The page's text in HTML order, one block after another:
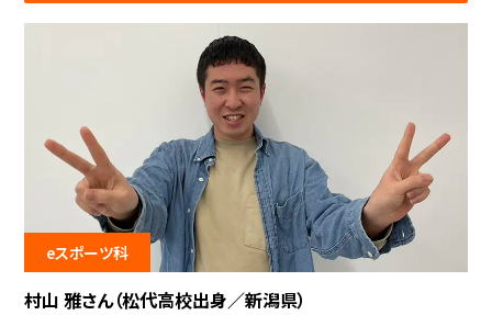
eスポーツ科
村山 雅さん（松代高校出身／新潟県）